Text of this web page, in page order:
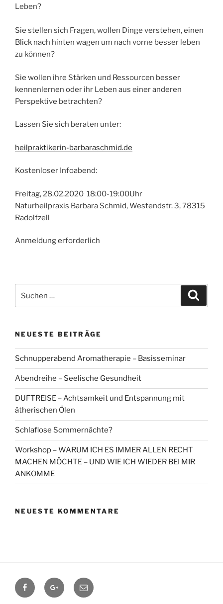
Leben?
Sie stellen sich Fragen, wollen Dinge verstehen, einen
Blick nach hinten wagen um nach vorne besser leben
zu können?
Sie wollen ihre Stärken und Ressourcen besser
kennenlernen oder ihr Leben aus einer anderen
Perspektive betrachten?
Lassen Sie sich beraten unter:
heilpraktikerin-barbaraschmid.de
Kostenloser Infoabend:
Freitag, 28.02.2020 18:00-19:00Uhr
Naturheilpraxis Barbara Schmid, Westendstr. 3, 78315
Radolfzell
Anmeldung erforderlich
nach:
NEUESTE BEITRÄGE
Schnupperabend Aromatherapie – Basisseminar
Abendreihe – Seelische Gesundheit
DUFTREISE – Achtsamkeit und Entspannung mit
ätherischen Ölen
Schlaflose Sommernächte?
Workshop – WARUM ICH ES IMMER ALLEN RECHT
MACHEN MÖCHTE – UND WIE ICH WIEDER BEI MIR
ANKOMME
NEUESTE KOMMENTARE
FacebookGoogle+Contact
me